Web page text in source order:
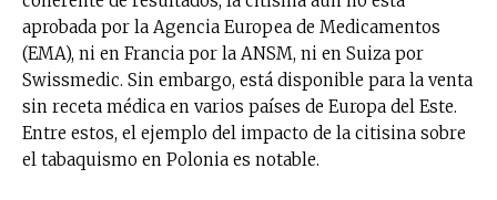
aprobada por la Agencia Europea de Medicamentos
(EMA), ni en Francia por la ANSM, ni en Suiza por
Swissmedic. Sin embargo, está disponible para la venta
sin receta médica en varios países de Europa del Este.
Entre estos, el ejemplo del impacto de la citisina sobre
el tabaquismo en Polonia es notable.